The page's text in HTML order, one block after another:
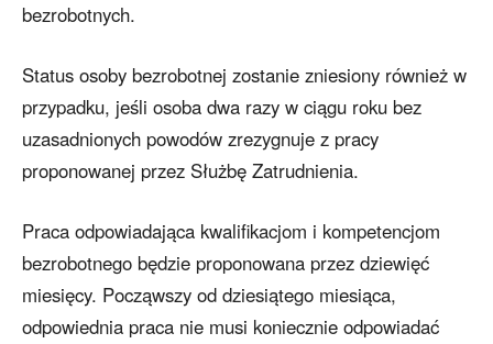
bezrobotnych.
Status osoby bezrobotnej zostanie zniesiony również w
przypadku, jeśli osoba dwa razy w ciągu roku bez
uzasadnionych powodów zrezygnuje z pracy
proponowanej przez Służbę Zatrudnienia.
Praca odpowiadająca kwalifikacjom i kompetencjom
bezrobotnego będzie proponowana przez dziewięć
miesięcy. Począwszy od dziesiątego miesiąca,
odpowiednia praca nie musi koniecznie odpowiadać